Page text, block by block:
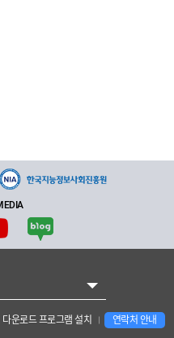
다운로드 프로그램 설치 연락처 안내